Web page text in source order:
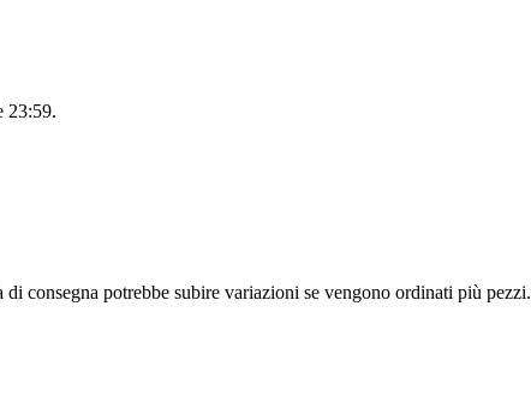
23:59.
consegna potrebbe subire variazioni se vengono ordinati più pezzi.